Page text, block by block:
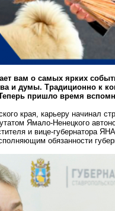
вам о самых ярких
и думы. Традиционно к
пришло время
края, карьеру начинал
Ямало-Ненецкого
и вице-губернатора
обязанности